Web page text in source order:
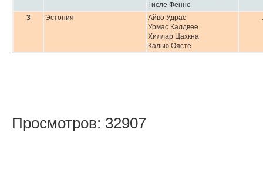
Гисле Фенне
3 Эстония
Айво Удрас
Урмас Калдвее
Хиллар Цахкна
Калью Оясте
Просмотров: 32907